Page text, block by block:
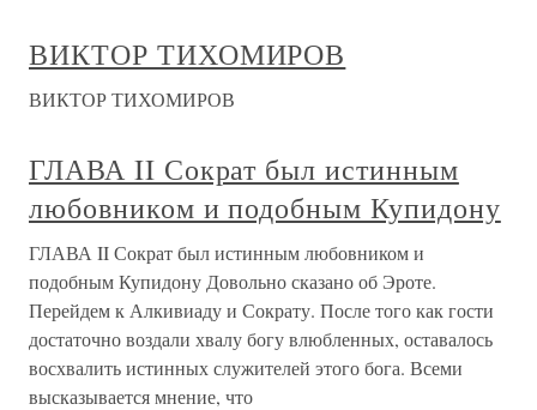
ВИКТОР ТИХОМИРОВ
ВИКТОР ТИХОМИРОВ
ГЛАВА II Сократ был истинным
любовником и подобным Купидону
ГЛАВА II Сократ был истинным любовником и
подобным Купидону Довольно сказано об Эроте.
Перейдем к Алкивиаду и Сократу. После того как гости
достаточно воздали хвалу богу влюбленных, оставалось
восхвалить истинных служителей этого бога. Всеми
высказывается мнение, что